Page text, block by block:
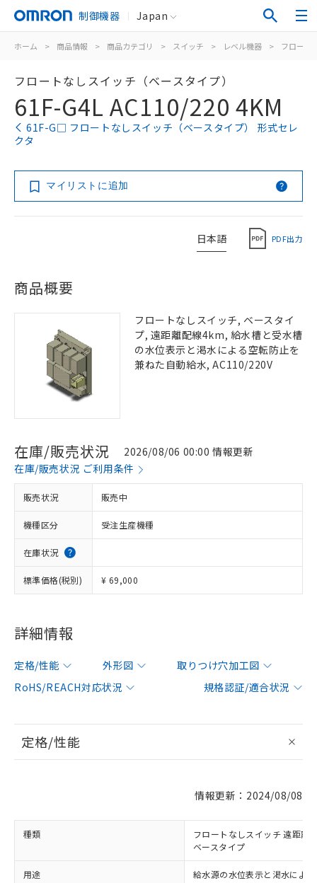
制御機器 Japan
ホーム > 商品情報 > 商品カテゴリ > スイッチ > レベル機器 > フロート
フロートなしスイッチ（ベースタイプ）
61F-G4L AC110/220 4KM
61F-G□ フロートなしスイッチ（ベースタイプ） 形式セレ
クタ
マイリストに追加
日本語 PDF出力
商品概要
フロートなしスイッチ, ベースタイ
プ, 遠距離配線4km, 給水槽と受水槽
の水位表示と渇水による空転防止を
兼ねた自動給水, AC110/220V
在庫/販売状況
2026/08/06 00:00 情報更新
在庫/販売状況 ご利用条件
販売状況 販売中
機種区分 受注生産機種
在庫状況
標準価格(税別) ¥ 69,000
詳細情報
定格/性能 外形図
取りつけ穴加工図
RoHS/REACH対応状況
規格認証/適合状況
定格/性能
情報更新：2024/08/08
種類
フロートなしスイッチ 遠距離
ベースタイプ
用途
給水源の水位表示と渇水によ